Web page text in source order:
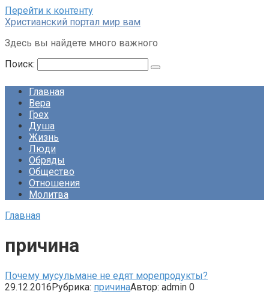
Перейти к контенту
Христианский портал мир вам
Здесь вы найдете много важного
Поиск:
Главная
Вера
Грех
Душа
Жизнь
Люди
Обряды
Общество
Отношения
Молитва
Главная
причина
Почему мусульмане не едят морепродукты?
29.12.2016Рубрика: причинаАвтор: admin 0